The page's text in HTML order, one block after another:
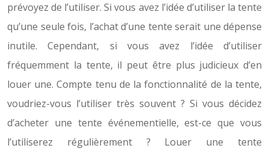
prévoyez de l’utiliser. Si vous avez l’idée d’utiliser la tente
qu’une seule fois, l’achat d’une tente serait une dépense
inutile. Cependant, si vous avez l’idée d’utiliser
fréquemment la tente, il peut être plus judicieux d’en
louer une. Compte tenu de la fonctionnalité de la tente,
voudriez-vous l’utiliser très souvent ? Si vous décidez
d’acheter une tente événementielle, est-ce que vous
l’utiliserez régulièrement ? Louer une tente